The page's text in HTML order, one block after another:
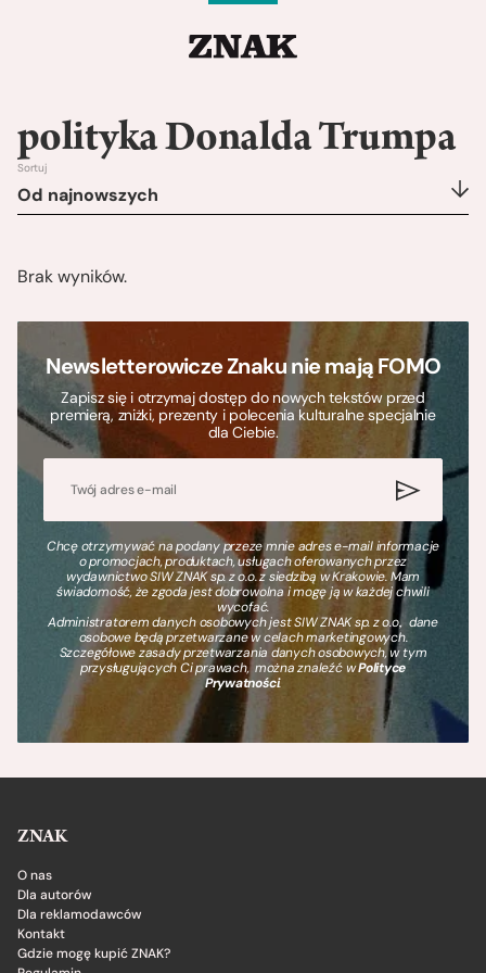
polityka Donalda Trumpa
Sortuj
Od najnowszych
Brak wyników.
Newsletterowicze Znaku nie mają FOMO
Zapisz się i otrzymaj dostęp do nowych tekstów przed
premierą, zniżki, prezenty i polecenia kulturalne specjalnie
dla Ciebie.
Chcę otrzymywać na podany przeze mnie adres e-mail informacje
o promocjach, produktach, usługach oferowanych przez
wydawnictwo SIW ZNAK sp. z o.o. z siedzibą w Krakowie. Mam
świadomość, że zgoda jest dobrowolna i mogę ją w każdej chwili
wycofać.
Administratorem danych osobowych jest SIW ZNAK sp. z o.o., dane
osobowe będą przetwarzane w celach marketingowych.
Szczegółowe zasady przetwarzania danych osobowych, w tym
przysługujących Ci prawach, można znaleźć wPolityce
Prywatności.
ZNAK
O nas
Dla autorów
Dla reklamodawców
Kontakt
Gdzie mogę kupić ZNAK?